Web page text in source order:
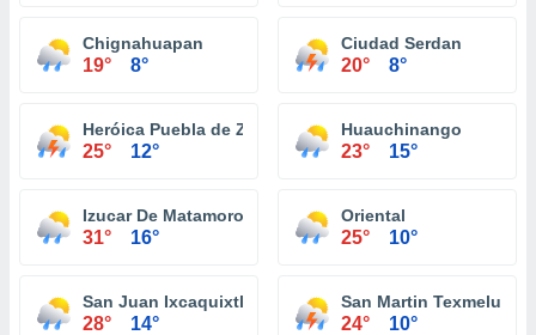
Chignahuapan
19° 8°
Ciudad Serdan
20° 8°
Heróica Puebla de Zaragoza
25° 12°
Huauchinango
23° 15°
Izucar De Matamoros
31° 16°
Oriental
25° 10°
San Juan Ixcaquixtla
28° 14°
San Martin Texmelucan
24° 10°